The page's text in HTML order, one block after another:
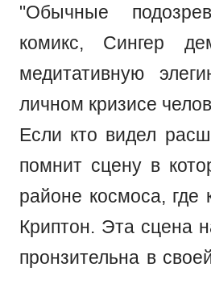
"Обычные
комикс, Сингер
медитативную
личном кризисе
Если кто видел
помнит сцену в
районе космоса, где
Криптон. Эта сцена
пронзительна в